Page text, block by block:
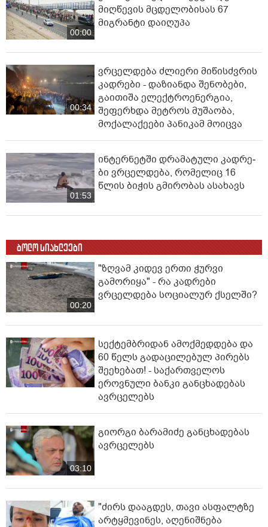
00:00
მიღწევის მცდელობისას 67
მიგრანტი დაიღუპა
00:34
ვრცელდება ძლიერი მიწისძვრის
კადრები - დაზიანდა შენობები,
გაითიშა ელექტროენერგია,
შეფერხდა მეტროს მუშაობა,
მოქალაქეები პანიკამ მოიცვა
01:53
ინ­ტერ­ნეტ­ში დრა­მა­ტუ­ლი კად­რე­
ბი ვრცელდება, რომელიც 16
წლის ბიჭის გმირობას ასახავს
ბოლო სიახლეები
00:20
"ზღვამ კიდევ ერთი ჭურვი
გამორიყა" - რა კადრები
ვრცელდება სოციალურ ქსელში?
სექტემბრიდან ამოქმედდება და
60 წელს გადაცილებულ პირებს
შეეხებათ! - საქართველოს
ეროვნული ბანკი განცხადებას
ავრცელებს
03:10
გიორგი ბარამიძე განცხადებას
ავრცელებს
"ძირს დააგდეს, თავი ასფალტზე
არტყმევინეს, აღენიშნება